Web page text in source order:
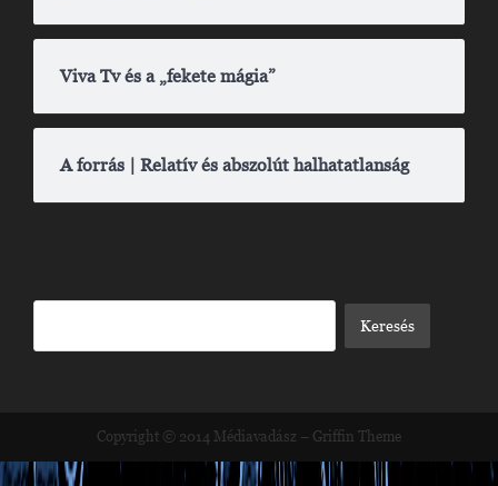
Viva Tv és a „fekete mágia”
A forrás | Relatív és abszolút halhatatlanság
Copyright © 2014 Médiavadász – Griffin Theme